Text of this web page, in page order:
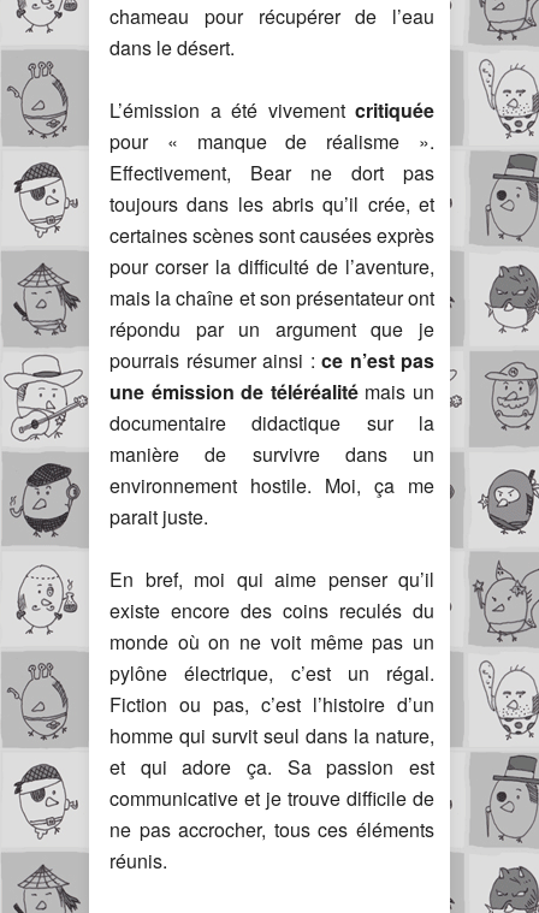
chameau pour récupérer de l’eau
dans le désert.
L’émission a été vivement critiquée
pour « manque de réalisme ».
Effectivement, Bear ne dort pas
toujours dans les abris qu’il crée, et
certaines scènes sont causées exprès
pour corser la difficulté de l’aventure,
mais la chaîne et son présentateur ont
répondu par un argument que je
pourrais résumer ainsi : ce n’est pas
une émission de téléréalitémais un
documentaire didactique sur la
manière de survivre dans un
environnement hostile. Moi, ça me
parait juste.
En bref, moi qui aime penser qu’il
existe encore des coins reculés du
monde où on ne voit même pas un
pylône électrique, c’est un régal.
Fiction ou pas, c’est l’histoire d’un
homme qui survit seul dans la nature,
et qui adore ça. Sa passion est
communicative et je trouve difficile de
ne pas accrocher, tous ces éléments
réunis.